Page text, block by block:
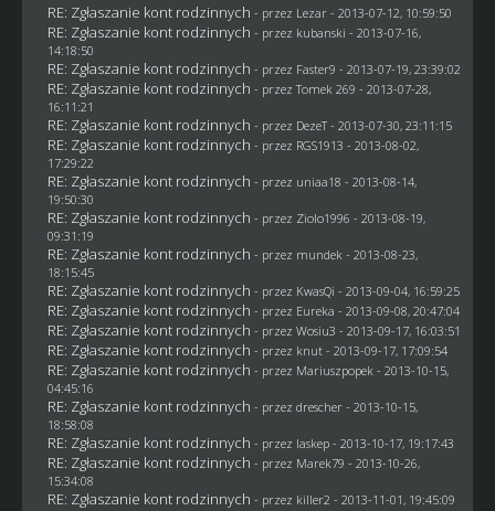
RE: Zgłaszanie kont rodzinnych - przez Lezar- 2013-07-12, 10:59:50
RE: Zgłaszanie kont rodzinnych - przez kubanski - 2013-07-16,
14:18:50
RE: Zgłaszanie kont rodzinnych - przez Faster9 - 2013-07-19, 23:39:02
RE: Zgłaszanie kont rodzinnych - przezTomek 269 - 2013-07-28,
16:11:21
RE: Zgłaszanie kont rodzinnych - przez DezeT- 2013-07-30, 23:11:15
RE: Zgłaszanie kont rodzinnych - przez RGS1913 - 2013-08-02,
17:29:22
RE: Zgłaszanie kont rodzinnych - przez uniaa18 - 2013-08-14,
19:50:30
RE: Zgłaszanie kont rodzinnych - przez Ziolo1996 - 2013-08-19,
09:31:19
RE: Zgłaszanie kont rodzinnych - przez mundek- 2013-08-23,
18:15:45
RE: Zgłaszanie kont rodzinnych - przez KwasQi - 2013-09-04, 16:59:25
RE: Zgłaszanie kont rodzinnych - przez Eureka - 2013-09-08, 20:47:04
RE: Zgłaszanie kont rodzinnych - przez Wosiu3 - 2013-09-17, 16:03:51
RE: Zgłaszanie kont rodzinnych - przez knut- 2013-09-17, 17:09:54
RE: Zgłaszanie kont rodzinnych - przez Mariuszpopek - 2013-10-15,
04:45:16
RE: Zgłaszanie kont rodzinnych - przez drescher- 2013-10-15,
18:58:08
RE: Zgłaszanie kont rodzinnych - przez laskep- 2013-10-17, 19:17:43
RE: Zgłaszanie kont rodzinnych - przez Marek79 - 2013-10-26,
15:34:08
RE: Zgłaszanie kont rodzinnych - przez killer2 - 2013-11-01, 19:45:09